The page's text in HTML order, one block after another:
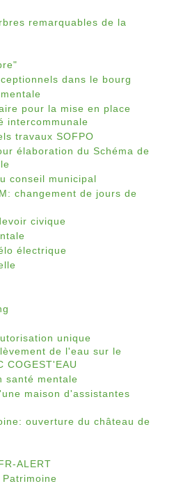
remarquables de la
dans le bourg
pour la mise en place
intercommunale
travaux SOFPO
élaboration du Schéma de
conseil municipal
changement de jours de
civique
électrique
unique
de l'eau sur le
COGEST'EAU
santé mentale
maison d'assistantes
ouverture du château de
ALERT